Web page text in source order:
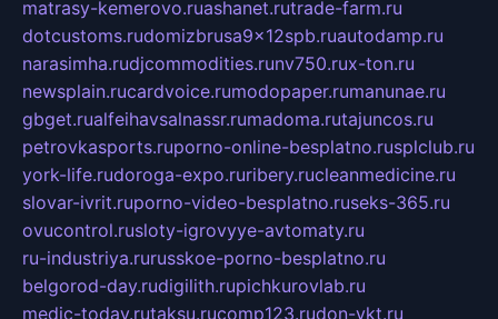
matrasy-kemerovo.ruashanet.rutrade-farm.ru
dotcustoms.rudomizbrusa9x12spb.ruautodamp.ru
narasimha.rudjcommodities.runv750.rux-ton.ru
newsplain.rucardvoice.rumodopaper.rumanunae.ru
gbget.rualfeihavsalnassr.rumadoma.rutajuncos.ru
petrovkasports.ruporno-online-besplatno.rusplclub.ru
york-life.rudoroga-expo.ruribery.rucleanmedicine.ru
slovar-ivrit.ruporno-video-besplatno.ruseks-365.ru
ovucontrol.rusloty-igrovyye-avtomaty.ru
ru-industriya.rurusskoe-porno-besplatno.ru
belgorod-day.rudigilith.rupichkurovlab.ru
medic-today.rutaksu.rucomp123.rudon-ykt.ru